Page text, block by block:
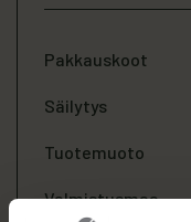
Pakkauskoot
Säilytys
Tuotemuoto
Valmistusmaa